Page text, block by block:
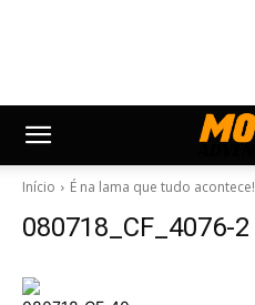
Início É na lama que tudo acontece!
080718_CF_4076-2